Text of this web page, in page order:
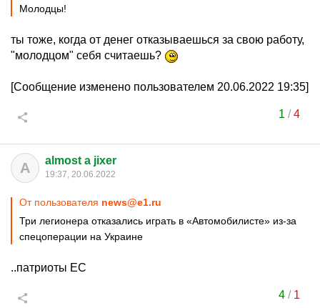
Молодцы!
ты тоже, когда от денег отказываешься за свою работу,
"молодцом" себя считаешь?
[Сообщение изменено пользователем 20.06.2022 19:35]
1 /4
A almost a jixer
19:37, 20.06.2022
От пользователя news@e1.ru
Три легионера отказались играть в «Автомобилисте» из-за
спецоперации на Украине
..патриоты ЕС
4/ 1